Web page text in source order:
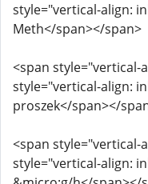
style="vertical-align:
Meth</span></span>
<span style="vertical-
style="vertical-align:
proszek</span></
<span style="vertical-
style="vertical-align: